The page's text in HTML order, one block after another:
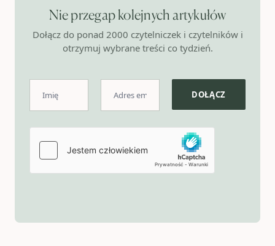
Nie przegap kolejnych artykułów
Dołącz do ponad 2000 czytelniczek i czytelników i
otrzymuj wybrane treści co tydzień.